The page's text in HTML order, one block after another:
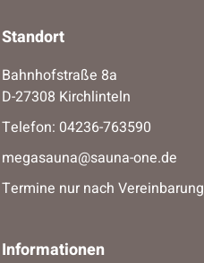
Standort
Bahnhofstraße 8a
D-27308 Kirchlinteln
Telefon: 04236-763590
megasauna@sauna-one.de
Termine nur nach Vereinbarung
Informationen